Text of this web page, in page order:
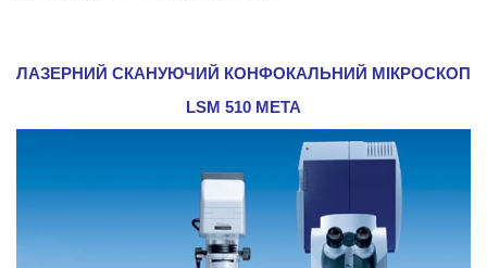
ЛАЗЕРНИЙ СКАНУЮЧИЙ КОНФОКАЛЬНИЙ МІКРОСКОП
LSM 510 META